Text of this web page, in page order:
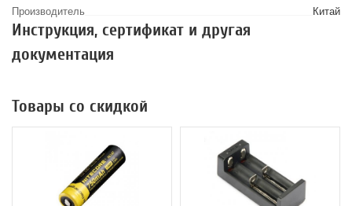
Производитель Китай
Инструкция, сертификат и другая
документация
Товары со скидкой